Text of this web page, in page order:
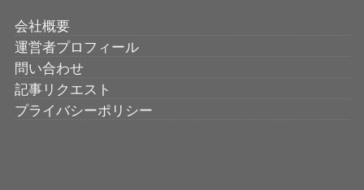
会社概要
運営者プロフィール
問い合わせ
記事リクエスト
プライバシーポリシー